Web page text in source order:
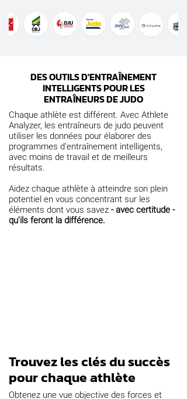
DES OUTILS D'ENTRAÎNEMENT
INTELLIGENTS POUR LES
ENTRAÎNEURS DE JUDO
Chaque athlète est différent. Avec Athlete
Analyzer, les entraîneurs de judo peuvent
utiliser les données pour élaborer des
programmes d'entraînement intelligents,
avec moins de travail et de meilleurs
résultats.
Aidez chaque athlète à atteindre son plein
potentiel en vous concentrant sur les
éléments dont vous savez - avec certitude -
qu'ils feront la différence.
Trouvez les clés du succès
pour chaque athlète
Obtenez une vue objective des forces et